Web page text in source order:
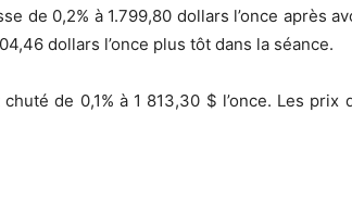
de 0,2% à 1.799,80 dollars l’once après
dollars l’once plus tôt dans la séance.
de 0,1% à 1 813,30 $ l’once. Les prix